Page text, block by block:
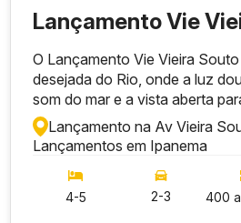
Lançamento Vie
O Lançamento Vie Vieira
desejada do Rio, onde a luz
som do mar e a vista aberta
Lançamento na Av Vieira
Lançamentos em Ipanema
4-5 2-3 400